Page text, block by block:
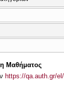
Μαθήματος
https://qa.auth.gr/